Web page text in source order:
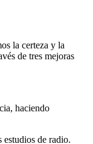
la certeza y la
de tres mejoras
haciendo
de radio.